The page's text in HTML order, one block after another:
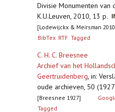
Divisie Monumenten van
K.U.Leuven, 2010, 13 p.
[Lodewijckx & Meirsman
BibTex RTF Tagged
C. H. C. Breesnee
Archief van het
Geertruidenberg, in:
oude archieven, 50
[Breesnee 1927]
Tagged